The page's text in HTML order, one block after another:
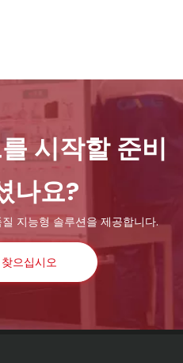
시작할 준비
나요?
지능형 솔루션을 제공합니다.
으십시오